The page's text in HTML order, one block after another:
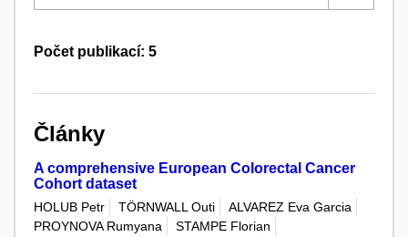
Počet publikací: 5
Články
A comprehensive European Colorectal Cancer
Cohort dataset
HOLUB Petr TÖRNWALL Outi
ALVAREZ Eva Garcia
PROYNOVA Rumyana
STAMPE Florian